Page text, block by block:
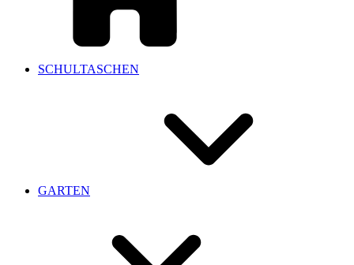
SCHULTASCHEN
GARTEN